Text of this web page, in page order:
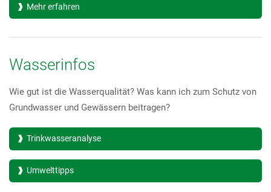
Mehr erfahren
Wasserinfos
Wie gut ist die Wasserqualität? Was kann ich zum Schutz von
Grundwasser und Gewässern beitragen?
Trinkwasseranalyse
Umwelttipps